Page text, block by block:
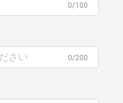
0/100
0/200